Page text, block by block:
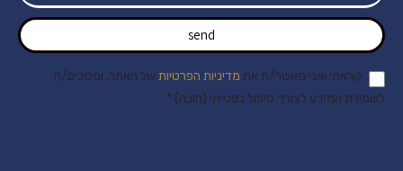
send
קראתי ואני מאשר/ת את מדיניות הפרטיות של האתר, ומסכים/ה
לשמירת המידע לצורך טיפול בפנייתי (חובה) *